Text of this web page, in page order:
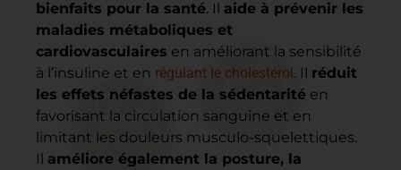
bienfaits pour la santé. Il aide à prévenir les
maladies métaboliques et
cardiovasculaires en améliorant la sensibilité
à l’insuline et en régulant le cholestérol. Il réduit
les effets néfastes de la sédentarité en
favorisant la circulation sanguine et en
limitant les douleurs musculo-squelettiques.
Il améliore également la posture, la